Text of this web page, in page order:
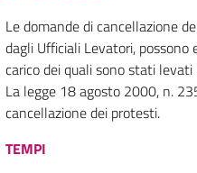
Le domande di cancellazione
dagli Ufficiali Levatori,
carico dei quali sono stati
La legge 18 agosto 2000, n.
cancellazione dei protesti.
TEMPI